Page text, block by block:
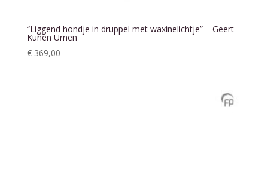
“Liggend hondje in druppel met waxinelichtje” – Geert
Kunen Urnen
€369,00